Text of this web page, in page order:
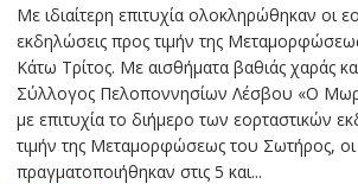
Με ιδιαίτερη επιτυχία ολοκληρώθηκαν οι
εκδηλώσεις προς τιμήν της
Κάτω Τρίτος. Με αισθήματα βαθιάς χαράς
Σύλλογος Πελοποννησίων Λέσβου «Ο
με επιτυχία το διήμερο των εορταστικών
τιμήν της Μεταμορφώσεως του Σωτήρος, οι
πραγματοποιήθηκαν στις 5 και...